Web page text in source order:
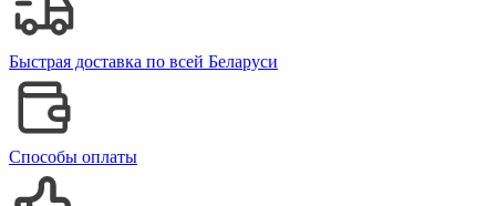
Быстрая доставка по всей Беларуси
Способы оплаты